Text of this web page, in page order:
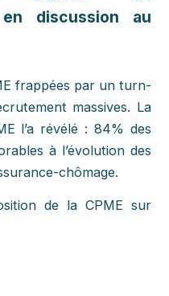
discussion au
frappées par un turn-
massives. La
l’a révélé : 84% des
à l’évolution des
chômage.
de la CPME sur